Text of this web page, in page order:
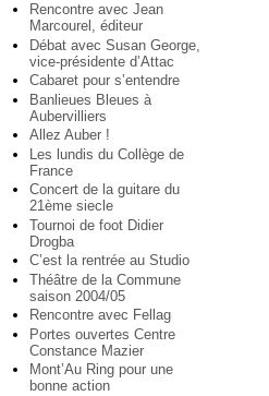
Rencontre avec Jean
Marcourel, éditeur
Débat avec Susan George,
vice-présidente d’Attac
Cabaret pour s’entendre
Banlieues Bleues à
Aubervilliers
Allez Auber !
Les lundis du Collège de
France
Concert de la guitare du
21ème siecle
Tournoi de foot Didier
Drogba
C’est la rentrée au Studio
Théâtre de la Commune
saison 2004/05
Rencontre avec Fellag
Portes ouvertes Centre
Constance Mazier
Mont’Au Ring pour une
bonne action